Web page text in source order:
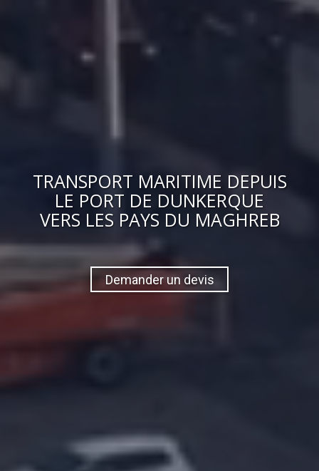
TRANSPORT MARITIME DEPUIS
LE PORT DE DUNKERQUE
VERS LES PAYS DU MAGHREB
Demander un devis